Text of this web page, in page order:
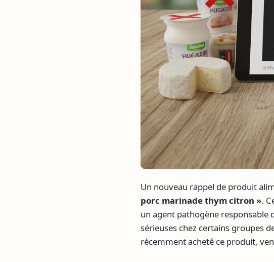
Un nouveau rappel de produit
porc marinade thym citron ».
un agent pathogène
sérieuses chez certains groupes
récemment acheté ce produit,